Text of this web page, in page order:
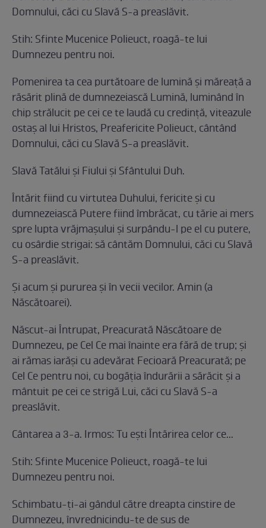
Domnului, căci cu Slavă S-a preaslăvit.
Stih: Sfinte Mucenice Polieuct, roagă-te lui
Dumnezeu pentru noi.
Pomenirea ta cea purtătoare de lumină şi măreaţă a
răsărit plină de dumnezeiască Lumină, luminând în
chip strălucit pe cei ce te laudă cu credinţă, viteazule
ostaş al lui Hristos, Preafericite Polieuct, cântând
Domnului, căci cu Slavă S-a preaslăvit.
Slavă Tatălui şi Fiului şi Sfântului Duh.
Întărit fiind cu virtutea Duhului, fericite şi cu
dumnezeiască Putere fiind îmbrăcat, cu tărie ai mers
spre lupta vrăjmaşului şi surpându-l pe el cu putere,
cu osârdie strigai: să cântăm Domnului, căci cu Slavă
S-a preaslăvit.
Şi acum şi pururea şi în vecii vecilor. Amin (a
Născătoarei).
Născut-ai Întrupat, Preacurată Născătoare de
Dumnezeu, pe Cel Ce mai înainte era fără de trup; şi
ai rămas iarăşi cu adevărat Fecioară Preacurată; pe
Cel Ce pentru noi, cu bogăţia îndurării a sărăcit şi a
mântuit pe cei ce strigă Lui, căci cu Slavă S-a
preaslăvit.
Cântarea a 3-a. Irmos: Tu eşti Întărirea celor ce...
Stih: Sfinte Mucenice Polieuct, roagă-te lui
Dumnezeu pentru noi.
Schimbatu-ţi-ai gândul către dreapta cinstire de
Dumnezeu, învrednicindu-te de sus de